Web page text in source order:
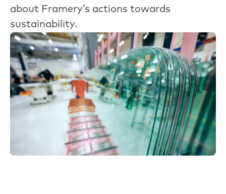
about Framery’s actions towards
sustainability.